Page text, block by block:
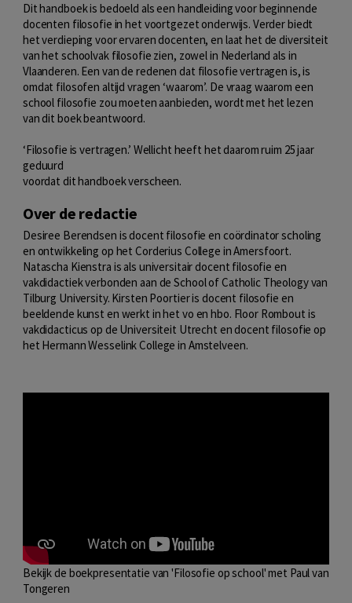
Dit handboek is bedoeld als een handleiding voor beginnende
docenten filosofie in het voortgezet onderwijs. Verder biedt
het verdieping voor ervaren docenten, en laat het de diversiteit
van het schoolvak filosofie zien, zowel in Nederland als in
Vlaanderen. Een van de redenen dat filosofie vertragen is, is
omdat filosofen altijd vragen ‘waarom’. De vraag waarom een
school filosofie zou moeten aanbieden, wordt met het lezen
van dit boek beantwoord.
‘Filosofie is vertragen.’ Wellicht heeft het daarom ruim 25 jaar
geduurd
voordat dit handboek verscheen.
Over de redactie
Desiree Berendsen is docent filosofie en coördinator scholing
en ontwikkeling op het Corderius College in Amersfoort.
Natascha Kienstra is als universitair docent filosofie en
vakdidactiek verbonden aan de School of Catholic Theology van
Tilburg University. Kirsten Poortier is docent filosofie en
beeldende kunst en werkt in het vo en hbo. Floor Rombout is
vakdidacticus op de Universiteit Utrecht en docent filosofie op
het Hermann Wesselink College in Amstelveen.
Bekijk de boekpresentatie van 'Filosofie op school' met Paul van
Tongeren